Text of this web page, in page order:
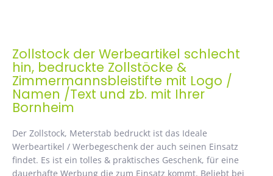
Zollstock der Werbeartikel schlecht
hin, bedruckte Zollstöcke &
Zimmermannsbleistifte mit Logo /
Namen /Text und zb. mit Ihrer
Bornheim
Der Zollstock, Meterstab bedruckt ist das Ideale
Werbeartikel / Werbegeschenk der auch seinen Einsatz
findet. Es ist ein tolles & praktisches Geschenk, für eine
dauerhafte Werbung die zum Einsatz kommt. Beliebt bei